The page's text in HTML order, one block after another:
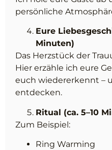
persönliche
Eure
Minuten)
Das Herzstück der
Hier erzähle ich eure
euch wiedererkennt –
entdecken.
Ritual (ca. 5–10
Zum Beispiel:
Ring Warming